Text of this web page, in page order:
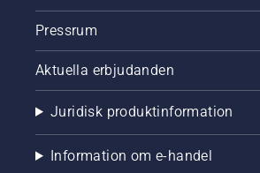
Pressrum
Aktuella erbjudanden
Juridisk produktinformation
Information om e-handel